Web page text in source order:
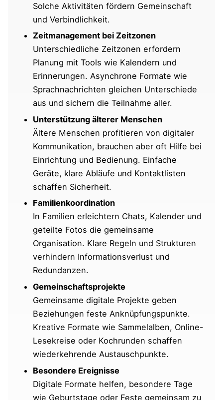
Solche Aktivitäten fördern Gemeinschaft
und Verbindlichkeit.
Zeitmanagement bei Zeitzonen
Unterschiedliche Zeitzonen erfordern
Planung mit Tools wie Kalendern und
Erinnerungen. Asynchrone Formate wie
Sprachnachrichten gleichen Unterschiede
aus und sichern die Teilnahme aller.
Unterstützung älterer Menschen
Ältere Menschen profitieren von digitaler
Kommunikation, brauchen aber oft Hilfe bei
Einrichtung und Bedienung. Einfache
Geräte, klare Abläufe und Kontaktlisten
schaffen Sicherheit.
Familienkoordination
In Familien erleichtern Chats, Kalender und
geteilte Fotos die gemeinsame
Organisation. Klare Regeln und Strukturen
verhindern Informationsverlust und
Redundanzen.
Gemeinschaftsprojekte
Gemeinsame digitale Projekte geben
Beziehungen feste Anknüpfungspunkte.
Kreative Formate wie Sammelalben, Online-
Lesekreise oder Kochrunden schaffen
wiederkehrende Austauschpunkte.
Besondere Ereignisse
Digitale Formate helfen, besondere Tage
wie Geburtstage oder Feste gemeinsam zu